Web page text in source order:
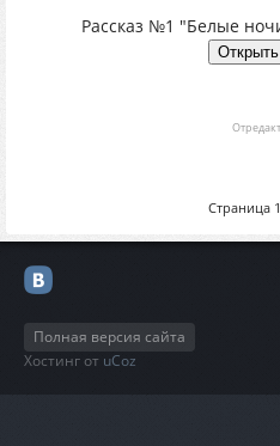
Рассказ №1 "Белые
Страница 1
Полная версия сайта
Хостинг от uCoz